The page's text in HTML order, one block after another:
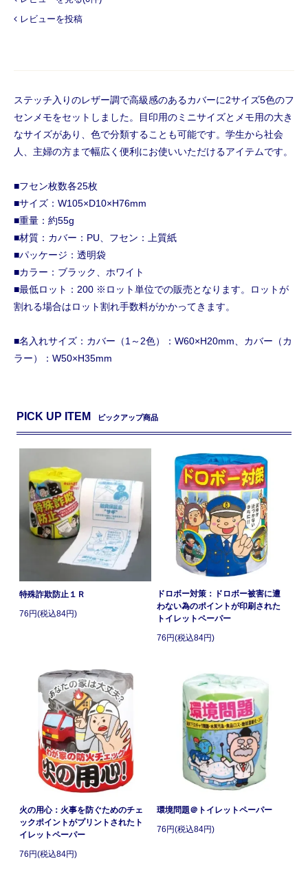
レビューを投稿
ステッチ入りのレザー調で高級感のあるカバーに2サイズ5色のフ
センメモをセットしました。目印用のミニサイズとメモ用の大き
なサイズがあり、色で分類することも可能です。学生から社会
人、主婦の方まで幅広く便利にお使いいただけるアイテムです。
■フセン枚数各25枚
■サイズ：W105×D10×H76mm
■重量：約55g
■材質：カバー：PU、フセン：上質紙
■パッケージ：透明袋
■カラー：ブラック、ホワイト
■最低ロット：200 ※ロット単位での販売となります。ロットが
割れる場合はロット割れ手数料がかかってきます。
■名入れサイズ：カバー（1～2色）：W60×H20mm、カバー（カ
ラー）：W50×H35mm
PICK UP ITEM ピックアップ商品
特殊詐欺防止１Ｒ
76円(税込84円)
ドロボー対策：ドロボー被害に遭
わない為のポイントが印刷された
トイレットペーパー
76円(税込84円)
火の用心：火事を防ぐためのチェ
ックポイントがプリントされたト
イレットペーパー
76円(税込84円)
環境問題＠トイレットペーパー
76円(税込84円)